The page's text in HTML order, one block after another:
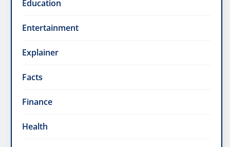
Education
Entertainment
Explainer
Facts
Finance
Health